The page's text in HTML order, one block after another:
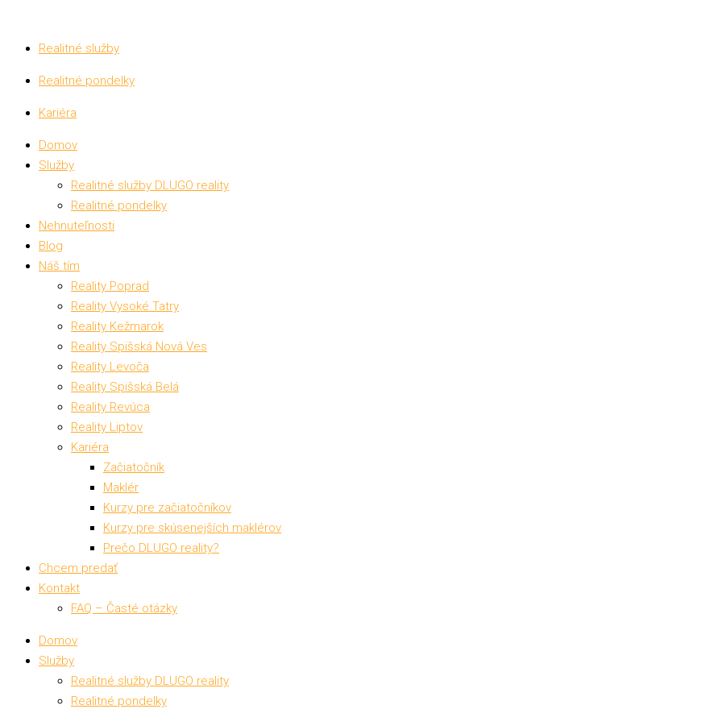
Realitné služby
Realitné pondelky
Kariéra
Domov
Služby
Realitné služby DLUGO reality
Realitné pondelky
Nehnuteľnosti
Blog
Náš tím
Reality Poprad
Reality Vysoké Tatry
Reality Kežmarok
Reality Spišská Nová Ves
Reality Levoča
Reality Spišská Belá
Reality Revúca
Reality Liptov
Kariéra
Začiatočník
Maklér
Kurzy pre začiatočníkov
Kurzy pre skúsenejších maklérov
Prečo DLUGO reality?
Chcem predať
Kontakt
FAQ – Časté otázky
Domov
Služby
Realitné služby DLUGO reality
Realitné pondelky